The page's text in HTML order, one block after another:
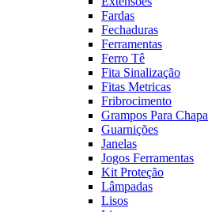
Fardas
Fechaduras
Ferramentas
Ferro Tê
Fita Sinalização
Fitas Metricas
Fribrocimento
Grampos Para Chapa
Guarnições
Janelas
Jogos Ferramentas
Kit Proteção
Lâmpadas
Lisos